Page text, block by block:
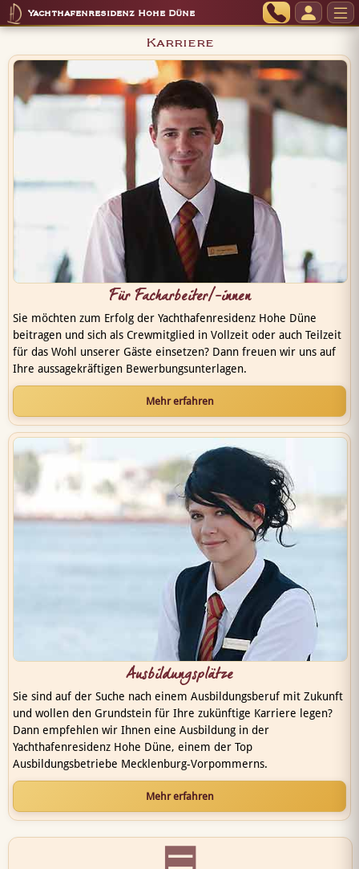
Yachthafenresidenz Hohe Düne
Karriere
Für Facharbeiter/-innen
Sie möchten zum Erfolg der Yachthafenresidenz Hohe Düne
beitragen und sich als Crewmitglied in Vollzeit oder auch Teilzeit
für das Wohl unserer Gäste einsetzen? Dann freuen wir uns auf
Ihre aussagekräftigen Bewerbungsunterlagen.
Mehr erfahren
Ausbildungsplätze
Sie sind auf der Suche nach einem Ausbildungsberuf mit Zukunft
und wollen den Grundstein für Ihre zukünftige Karriere legen?
Dann empfehlen wir Ihnen eine Ausbildung in der
Yachthafenresidenz Hohe Düne, einem der Top
Ausbildungsbetriebe Mecklenburg-Vorpommerns.
Mehr erfahren